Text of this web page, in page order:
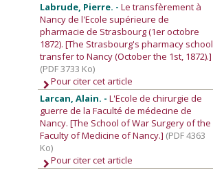
Labrude, Pierre. -Le transfèrement à
Nancy de l'Ecole supérieure de
pharmacie de Strasbourg (1er octobre
1872). [The Strasbourg's pharmacy school
transfer to Nancy (October the 1st, 1872).]
(PDF 3733 Ko)
Pour citer cet article
Larcan, Alain. -L'Ecole de chirurgie de
guerre de la Faculté de médecine de
Nancy. [The School of War Surgery of the
Faculty of Medicine of Nancy.] (PDF 4363
Ko)
Pour citer cet article